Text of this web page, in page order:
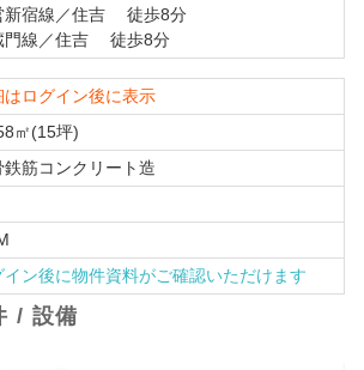
新宿線 ／住吉 徒歩8分
門線 ／住吉 徒歩8分
はログイン後に表示
㎡(15坪)
鉄筋コンクリート造
イン後に物件資料がご確認いただけます
/ 設備